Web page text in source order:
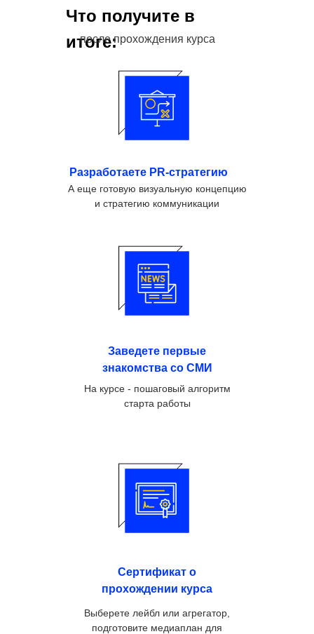
А еще готовую визуальную концепцию
и стратегию коммуникации
Заведете первые
знакомства со СМИ
На курсе - пошаговый алгоритм
старта работы
Сертификат о
прохождении курса
Выберете лейбл или агрегатор,
подготовите медиаплан для
Что получите в
итоге:
Разработаете PR-стратегию
после прохождения курса